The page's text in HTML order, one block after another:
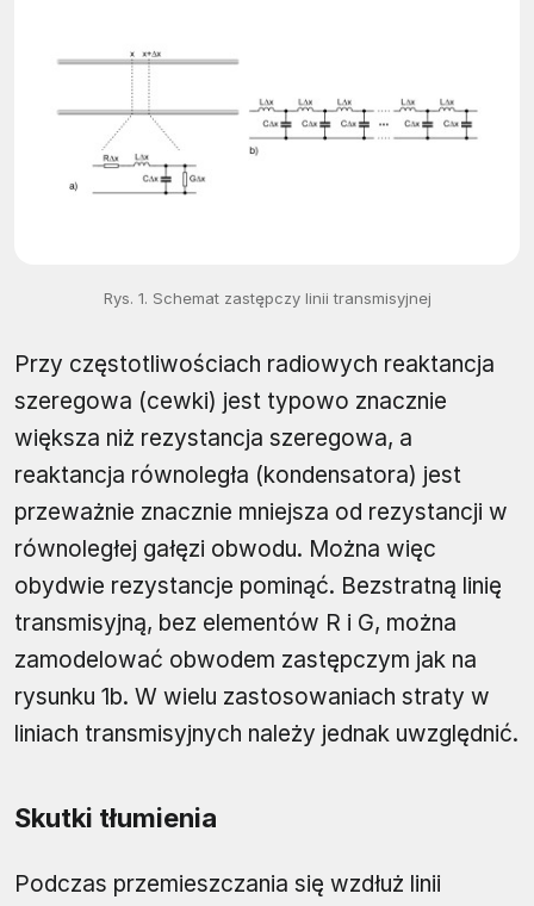
Rys. 1. Schemat zastępczy linii transmisyjnej
Przy częstotliwościach radiowych reaktancja
szeregowa (cewki) jest typowo znacznie
większa niż rezystancja szeregowa, a
reaktancja równoległa (kondensatora) jest
przeważnie znacznie mniejsza od rezystancji w
równoległej gałęzi obwodu. Można więc
obydwie rezystancje pominąć. Bezstratną linię
transmisyjną, bez elementów R i G, można
zamodelować obwodem zastępczym jak na
rysunku 1b. W wielu zastosowaniach straty w
liniach transmisyjnych należy jednak uwzględnić.
Skutki tłumienia
Podczas przemieszczania się wzdłuż linii